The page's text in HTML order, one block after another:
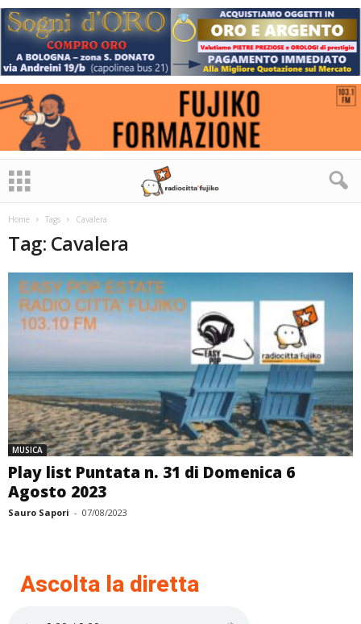
Home Tags Cavalera
Tag: Cavalera
MUSICA
Play list Puntata n. 31 di Domenica 6
Agosto 2023
Sauro Sapori - 07/08/2023
Ascolta la diretta